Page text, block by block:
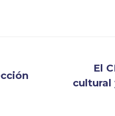
Publicación
El
cultural